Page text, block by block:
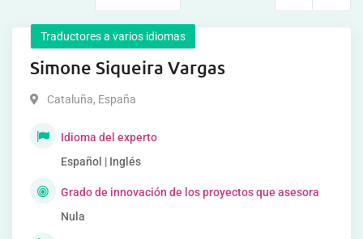
Traductores a varios idiomas
Simone Siqueira Vargas
Cataluña, España
Idioma del experto
Español | Inglés
Grado de innovación de los proyectos que asesora
Nula